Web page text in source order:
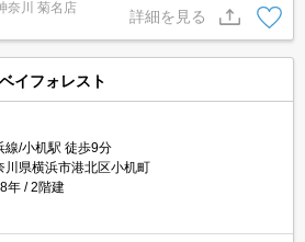
奈川 菊名店
詳細を見る
イフォレスト
線/小机駅 徒歩9分
川県横浜市港北区小机町
年
2階建